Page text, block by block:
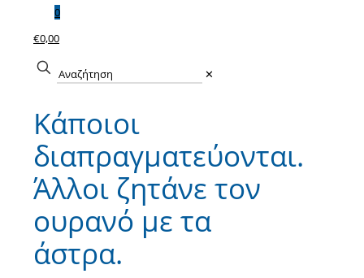
0
€0,00
✕
Κάποιοι
διαπραγματεύονται.
Άλλοι ζητάνε τον
ουρανό με τα
άστρα.